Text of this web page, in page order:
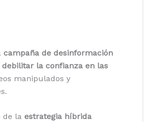
campaña de desinformación
la confianza en las
manipulados y
de la estrategia híbrida